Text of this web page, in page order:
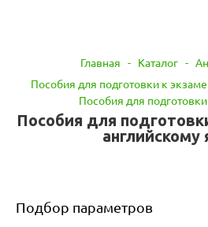
Главная - Каталог -
Пособия для подготовки к
Пособия для
Пособия для
английскому
Подбор параметров